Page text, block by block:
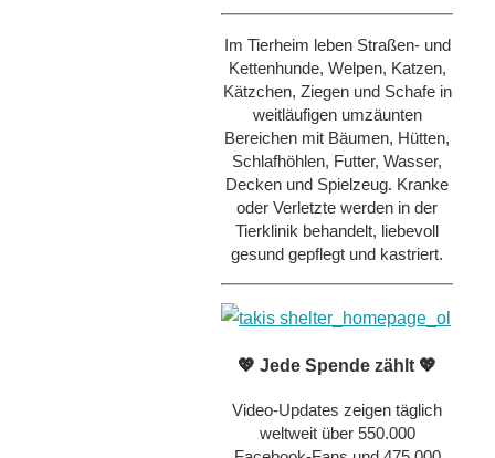
Im Tierheim leben Straßen- und
Kettenhunde, Welpen, Katzen,
Kätzchen, Ziegen und Schafe in
weitläufigen umzäunten
Bereichen mit Bäumen, Hütten,
Schlafhöhlen, Futter, Wasser,
Decken und Spielzeug. Kranke
oder Verletzte werden in der
Tierklinik behandelt, liebevoll
gesund gepflegt und kastriert.
💖 Jede Spende zählt 💖
Video-Updates zeigen täglich
weltweit über 550.000